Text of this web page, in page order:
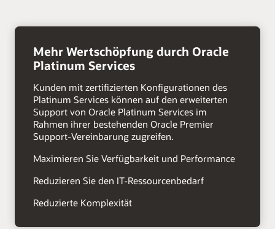
Mehr Wertschöpfung durch Oracle
Platinum Services
Kunden mit zertifizierten Konfigurationen des
Platinum Services können auf den erweiterten
Support von Oracle Platinum Services im
Rahmen ihrer bestehenden Oracle Premier
Support-Vereinbarung zugreifen.
Maximieren Sie Verfügbarkeit und Performance
Reduzieren Sie den IT-Ressourcenbedarf
Reduzierte Komplexität
Pfeil
rechts